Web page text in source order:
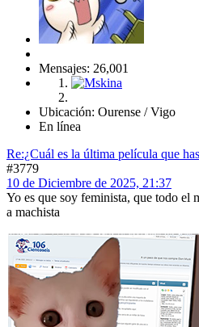
Mensajes: 26,001
Ubicación: Ourense / Vigo
En línea
Re:¿Cuál es la última película que
#3779
10 de Diciembre de 2025, 21:37
Yo es que soy feminista, que todo el
a machista